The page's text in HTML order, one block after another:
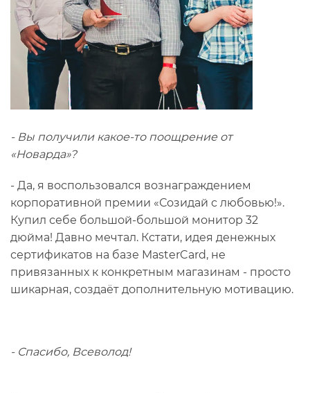
- Вы получили какое-то поощрение от
«Новарда»?
- Да, я воспользовался вознаграждением
корпоративной премии «Созидай с любовью!».
Купил себе большой-большой монитор 32
дюйма! Давно мечтал. Кстати, идея денежных
сертификатов на базе MasterCard, не
привязанных к конкретным магазинам - просто
шикарная, создаёт дополнительную мотивацию.
- Спасибо, Всеволод!